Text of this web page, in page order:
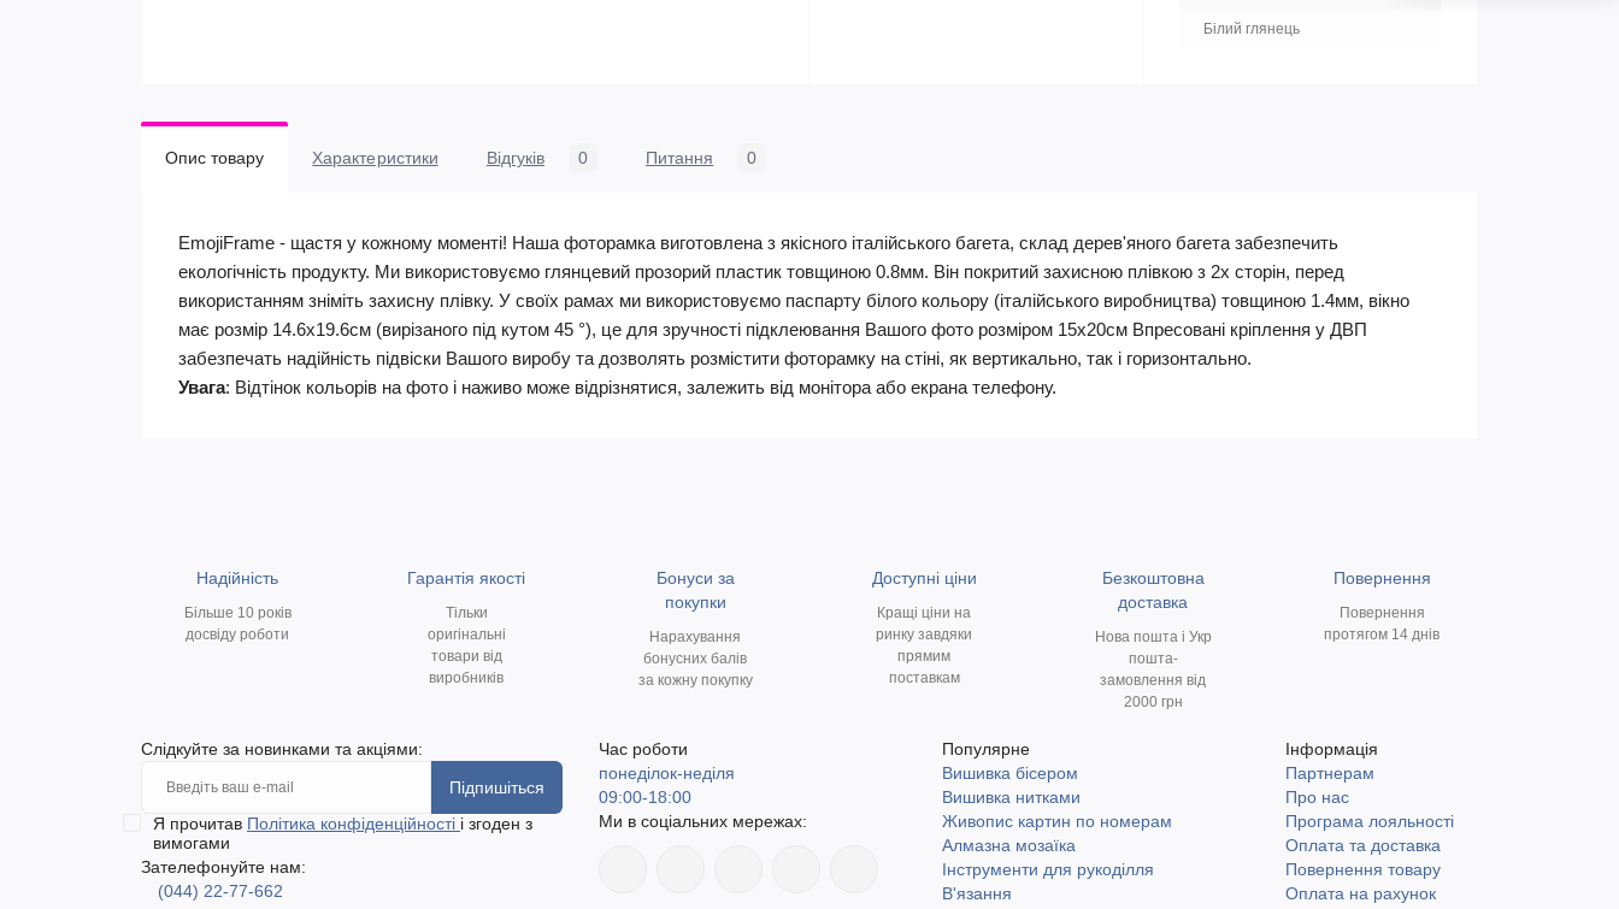
Білий глянець
Опис товару Характеристики Відгуків 0 Питання 0
EmojiFrame - щастя у кожному моменті! Наша фоторамка виготовлена з якісного італійського багета, склад дерев'яного багета забезпечить
екологічність продукту. Ми використовуємо глянцевий прозорий пластик товщиною 0.8мм. Він покритий захисною плівкою з 2х сторін, перед
використанням зніміть захисну плівку. У своїх рамах ми використовуємо паспарту білого кольору (італійського виробництва) товщиною 1.4мм, вікно
має розмір 14.6х19.6см (вирізаного під кутом 45 °), це для зручності підклеювання Вашого фото розміром 15х20см Впресовані кріплення у ДВП
забезпечать надійність підвіски Вашого виробу та дозволять розмістити фоторамку на стіні, як вертикально, так і горизонтально.
Увага: Відтінок кольорів на фото і наживо може відрізнятися, залежить від монітора або екрана телефону.
Надійність
Більше 10 років
досвіду роботи
Гарантія якості
Тільки
оригінальні
товари від
виробників
Бонуси за
покупки
Нарахування
бонусних балів
за кожну покупку
Доступні ціни
Кращі ціни на
ринку завдяки
прямим
поставкам
Безкоштовна
доставка
Нова пошта і Укр
пошта-
замовлення від
2000 грн
Повернення
Повернення
протягом 14 днів
Слідкуйте за новинками та акціями:
Підпишіться
Я прочитав Політика конфіденційності і згоден з
вимогами
Зателефонуйте нам:
(044) 22-77-662
Час роботи
понеділок-неділя
09:00-18:00
Ми в соціальних мережах:
Популярне
Вишивка бісером
Вишивка нитками
Живопис картин по номерам
Алмазна мозаїка
Інструменти для рукоділля
В'язання
Інформація
Партнерам
Про нас
Програма лояльності
Оплата та доставка
Повернення товару
Оплата на рахунок